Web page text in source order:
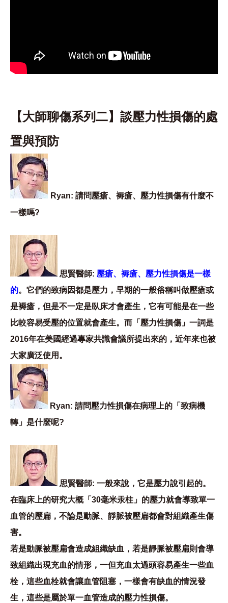
【大師聊傷系列二】談壓力性損傷的處
置與預防
Ryan: 請問壓瘡、褥瘡、壓力性損傷有什麼不
一樣嗎?
思賢醫師: 壓瘡、褥瘡、壓力性損傷是一樣
的。它們的致病因都是壓力，早期的一般俗稱叫做壓瘡或
是褥瘡，但是不一定是臥床才會產生，它有可能是在一些
比較容易受壓的位置就會產生。而「壓力性損傷」一詞是
2016年在美國經過專家共識會議所提出來的，近年來也被
大家廣泛使用。
Ryan: 請問壓力性損傷在病理上的「致病機
轉」是什麼呢?
思賢醫師: 一般來說，它是壓力說引起的。
在臨床上的研究大概「30毫米汞柱」的壓力就會導致單一
血管的壓扁，不論是動脈、靜脈被壓扁都會對組織產生傷
害。
若是動脈被壓扁會造成組織缺血，若是靜脈被壓扁則會導
致組織出現充血的情形，一但充血太過頭容易產生一些血
栓，這些血栓就會讓血管阻塞，一樣會有缺血的情況發
生，這些是屬於單一血管造成的壓力性損傷。